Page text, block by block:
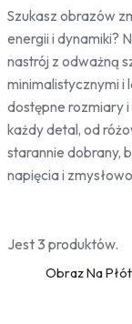
Erotyczne
Słońce
Szukasz obrazów
energii i dynamiki?
nastrój z odważną
minimalistycznymi
dostępne rozmiary
każdy detal, od
starannie dobrany,
napięcia i
Jest 3 produktów.
Obraz Na